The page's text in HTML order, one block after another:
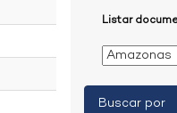
Listar
Buscar por